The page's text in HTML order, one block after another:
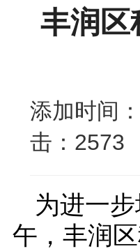
丰润区
添加时间
击：2573
为进一
午，丰润